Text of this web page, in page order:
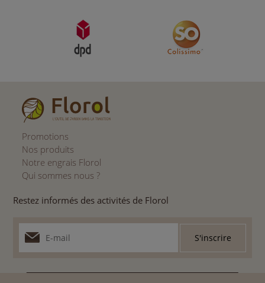
Promotions
Nos produits
Notre engrais Florol
Qui sommes nous ?
Restez informés des activités de Florol